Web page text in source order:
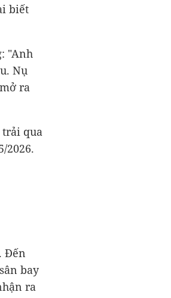
biết
"Anh
Nụ
ra
trải qua
2026.
Đến
bay
ra